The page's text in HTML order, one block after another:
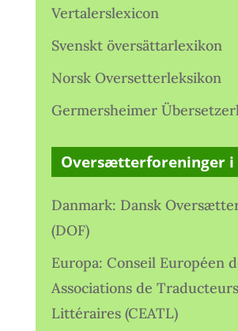
Vertalerslexicon
Svenskt översättarlexikon
Norsk Oversetterleksikon
Germersheimer
Oversætterforeninger i
Danmark: Dansk
(DOF)
Europa: Conseil Européen
Associations de Traducteurs
Littéraires (CEATL)